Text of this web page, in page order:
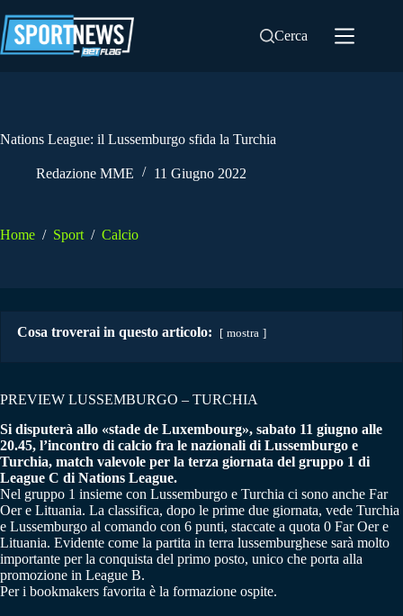
al
contenuto
Cerca
Nations League: il Lussemburgo sfida la Turchia
Redazione MME 11 Giugno 2022
Home / Sport / Calcio
Cosa troverai in questo articolo: mostra
PREVIEW LUSSEMBURGO – TURCHIA
Si disputerà allo «stade de Luxembourg», sabato 11 giugno alle
20.45, l’incontro di calcio fra le nazionali di Lussemburgo e
Turchia, match valevole per la terza giornata del gruppo 1 di
League C di Nations League.
Nel gruppo 1 insieme con Lussemburgo e Turchia ci sono anche Far
Oer e Lituania. La classifica, dopo le prime due giornata, vede Turchia
e Lussemburgo al comando con 6 punti, staccate a quota 0 Far Oer e
Lituania. Evidente come la partita in terra lussemburghese sarà molto
importante per la conquista del primo posto, unico che porta alla
promozione in League B.
Per i bookmakers favorita è la formazione ospite.